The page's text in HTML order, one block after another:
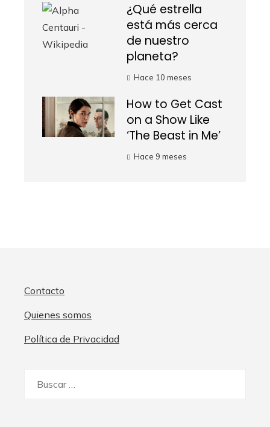
¿Qué estrella
está más cerca
de nuestro
planeta?
Hace 10 meses
How to Get Cast
on a Show Like
‘The Beast in Me’
Hace 9 meses
Contacto
Quienes somos
Política de Privacidad